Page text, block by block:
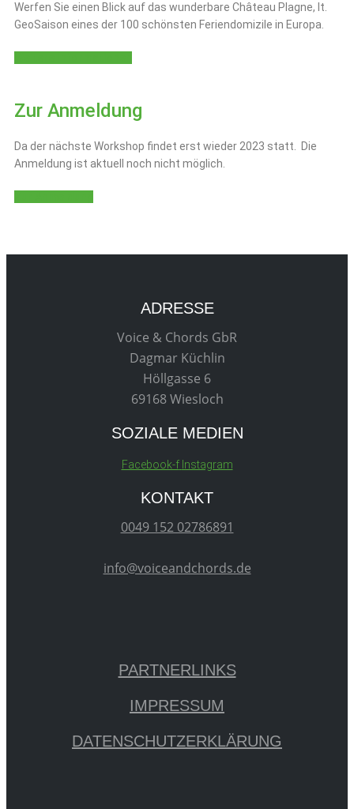
Werfen Sie einen Blick auf das wunderbare Château Plagne, lt.
GeoSaison eines der 100 schönsten Feriendomizile in Europa.
Zur Anmeldung
Da der nächste Workshop findet erst wieder 2023 statt. Die
Anmeldung ist aktuell noch nicht möglich.
ADRESSE
Voice & Chords GbR
Dagmar Küchlin
Höllgasse 6
69168 Wiesloch
SOZIALE MEDIEN
Facebook-f Instagram
KONTAKT
0049 152 02786891
info@voiceandchords.de
PARTNERLINKS
IMPRESSUM
DATENSCHUTZERKLÄRUNG